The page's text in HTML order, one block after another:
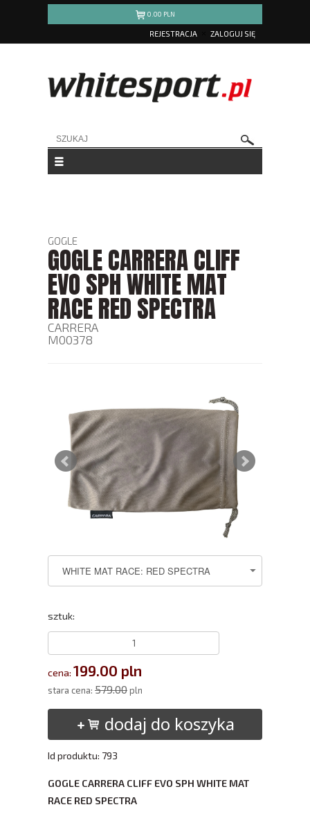
0.00 PLN
REJESTRACJA ZALOGUJ SIĘ
GOGLE
GOGLE CARRERA CLIFF
EVO SPH WHITE MAT
RACE RED SPECTRA
CARRERA
M00378
sztuk:
cena: 199.00 pln
stara cena: 579.00pln
dodaj do koszyka
Id produktu: 793
GOGLE CARRERA CLIFF EVO SPH WHITE MAT
RACE RED SPECTRA